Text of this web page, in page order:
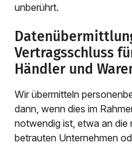
unberührt.
Vertragsschluss
Händler und
Wir übermitteln
dann, wenn dies im
notwendig ist, etwa an die
betrauten Unternehmen